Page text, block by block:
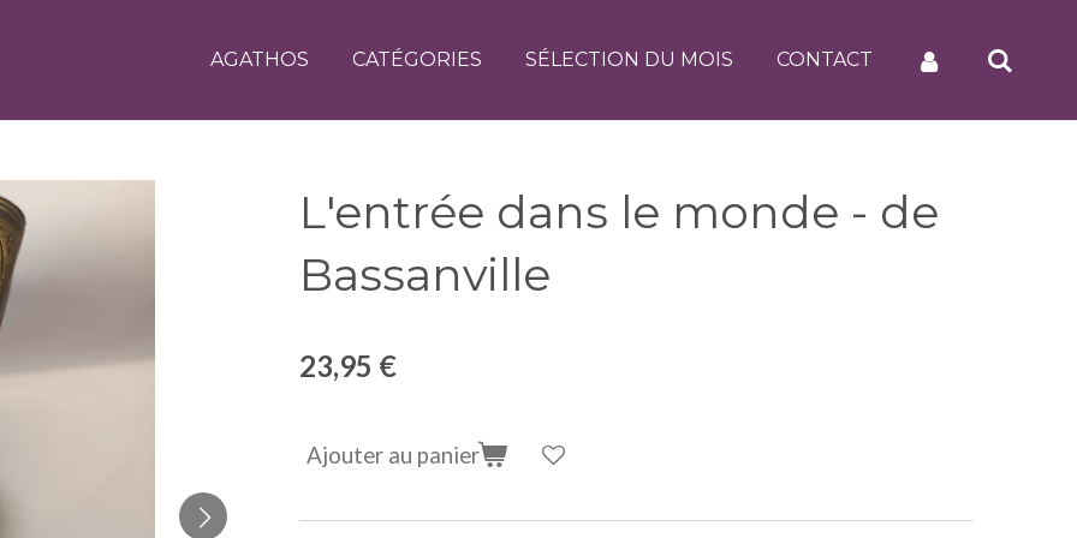
AGATHOS CATÉGORIES SÉLECTION DU MOIS CONTACT
L'entrée dans le monde - de
Bassanville
23,95 €
Ajouter au panier